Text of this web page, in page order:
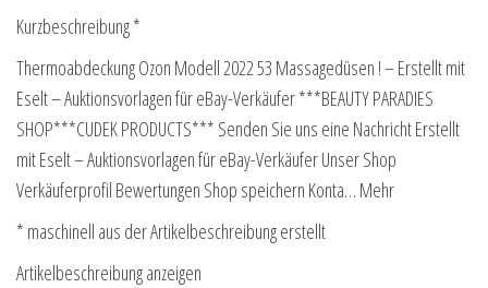
Kurzbeschreibung *
Thermoabdeckung Ozon Modell 2022 53 Massagedüsen ! – Erstellt mit
Eselt – Auktionsvorlagen für eBay-Verkäufer ***BEAUTY PARADIES
SHOP***CUDEK PRODUCTS*** Senden Sie uns eine Nachricht Erstellt
mit Eselt – Auktionsvorlagen für eBay-Verkäufer Unser Shop
Verkäuferprofil Bewertungen Shop speichern Konta… Mehr
* maschinell aus der Artikelbeschreibung erstellt
Artikelbeschreibung anzeigen